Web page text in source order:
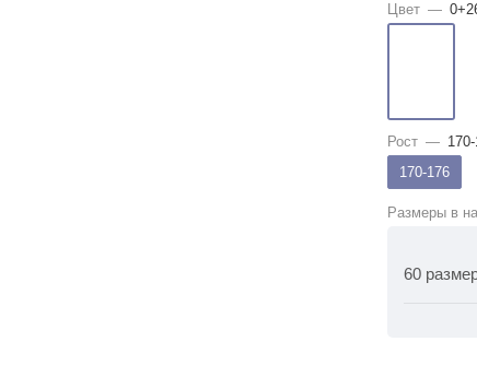
Цвет —
Рост —
170-176
Размеры в
60